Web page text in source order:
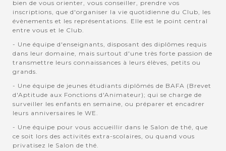
bien de vous orienter, vous conseiller, prendre vos
inscriptions, que d'organiser la vie quotidienne du Club, les
évènements et les représentations. Elle est le point central
entre vous et le Club.
- Une équipe d'enseignants, disposant des diplômes requis
dans leur domaine, mais surtout d'une très forte passion de
transmettre leurs connaissances à leurs élèves, petits ou
grands.
- Une équipe de jeunes étudiants diplômés de BAFA (Brevet
d'Aptitude aux Fonctions d'Animateur); qui se charge de
surveiller les enfants en semaine, ou préparer et encadrer
leurs anniversaires le WE.
- Une équipe pour vous accueillir dans le Salon de thé, que
ce soit lors des activités extra-scolaires, ou quand vous
privatisez le Salon de thé.